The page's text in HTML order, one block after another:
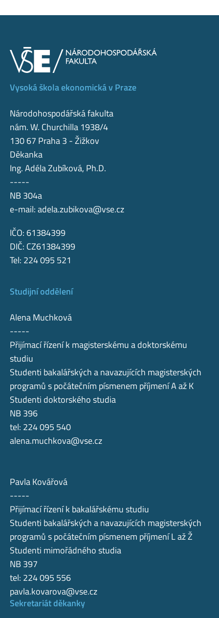
Vysoká škola ekonomická v Praze
Národohospodářská fakulta
nám. W. Churchilla 1938/4
130 67 Praha 3 - Žižkov
Děkanka
Ing. Adéla Zubíková, Ph.D.
-----
NB 304a
e-mail:adela.zubikova@vse.cz
IČO: 61384399
DIČ: CZ61384399
Tel: 224 095 521
Studijní oddělení
Alena Muchková
-----
Přijímací řízení k magisterskému a doktorskému
studiu
Studenti bakalářských a navazujících magisterských
programů s počátečním písmenem příjmení A až K
Studenti doktorského studia
NB 396
tel: 224 095 540
alena.muchkova@vse.cz
Pavla Kovářová
-----
Přijímací řízení k bakalářskému studiu
Studenti bakalářských a navazujících magisterských
programů s počátečním písmenem příjmení L až Ž
Studenti mimořádného studia
NB 397
tel: 224 095 556
pavla.kovarova@vse.cz
Sekretariát děkanky